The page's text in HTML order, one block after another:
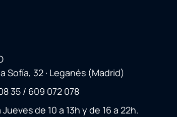
Sofía, 32 · Leganés (Madrid)
35 / 609 072 078
de 10 a 13h y de 16 a 22h.